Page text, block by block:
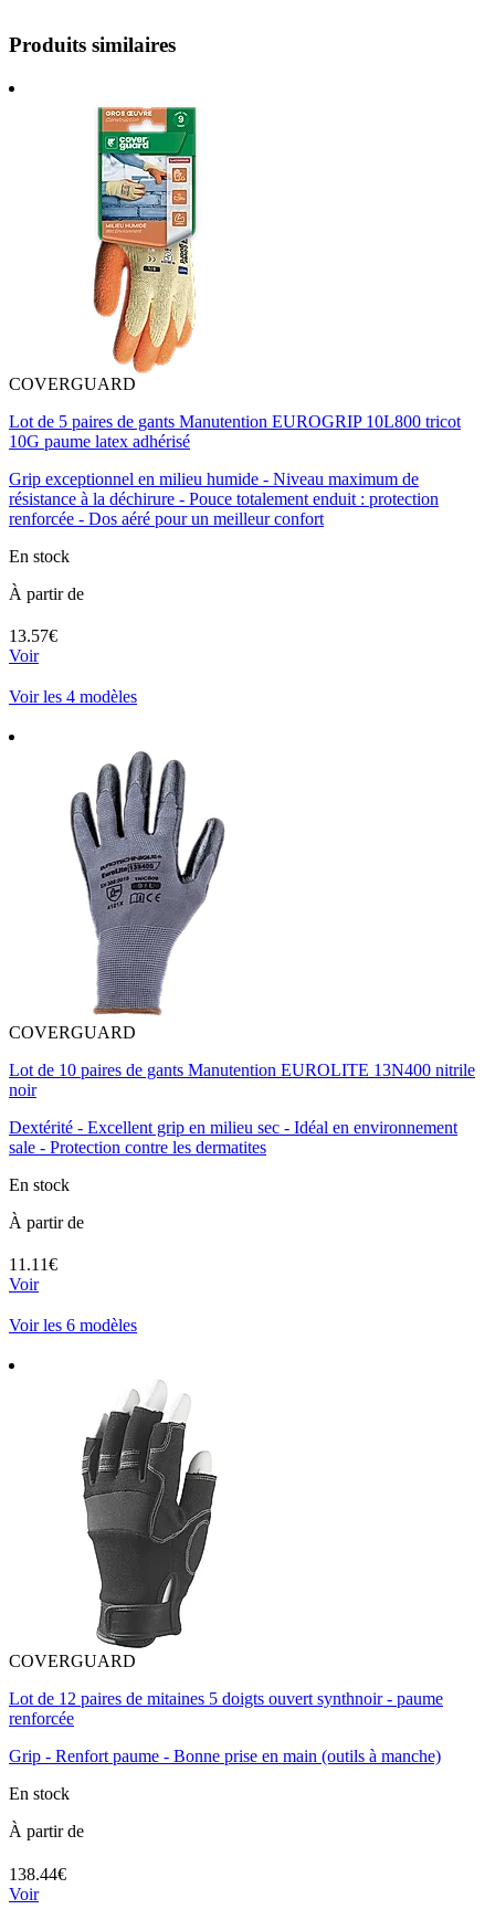
Produits similaires
COVERGUARD
Lot de 5 paires de gants Manutention EUROGRIP 10L800 tricot
10G paume latex adhérisé
Grip exceptionnel en milieu humide - Niveau maximum de
résistance à la déchirure - Pouce totalement enduit : protection
renforcée - Dos aéré pour un meilleur confort
En stock
À partir de
13.57€
Voir
Voir les 4 modèles
COVERGUARD
Lot de 10 paires de gants Manutention EUROLITE 13N400 nitrile
noir
Dextérité - Excellent grip en milieu sec - Idéal en environnement
sale - Protection contre les dermatites
En stock
À partir de
11.11€
Voir
Voir les 6 modèles
COVERGUARD
Lot de 12 paires de mitaines 5 doigts ouvert synthnoir - paume
renforcée
Grip - Renfort paume - Bonne prise en main (outils à manche)
En stock
À partir de
138.44€
Voir